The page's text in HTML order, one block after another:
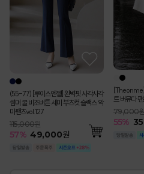
(55-77) [루이스엔젤] 완벽핏 사각사각
썸머 쿨 비조버튼 세미 부츠컷 슬랙스 악
마팬츠vol.127
115,000원
57% 49,000원
트 버뮤다
79,000원
55%